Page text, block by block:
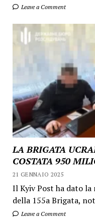
Leave a Comment
LA BRIGATA
COSTATA 950
21 GENNAIO 2025
Il Kyiv Post ha dato
della 155a Brigata,
Leave a Comment